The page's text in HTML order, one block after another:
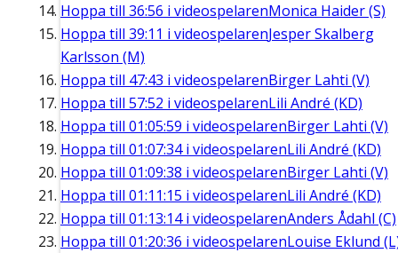
Hoppa till 36:56 i videospelarenMonica Haider (S)
Hoppa till 39:11 i videospelarenJesper Skalberg
Karlsson (M)
Hoppa till 47:43 i videospelarenBirger Lahti (V)
Hoppa till 57:52 i videospelarenLili André (KD)
Hoppa till 01:05:59 i videospelarenBirger Lahti (V)
Hoppa till 01:07:34i videospelarenLili André (KD)
Hoppa till 01:09:38 i videospelarenBirger Lahti (V)
Hoppa till 01:11:15 i videospelarenLili André (KD)
Hoppa till 01:13:14i videospelarenAnders Ådahl (C)
Hoppa till 01:20:36 i videospelarenLouise Eklund